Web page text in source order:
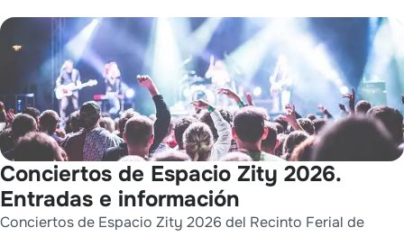
Conciertos de Espacio Zity 2026.
Entradas e información
Conciertos de Espacio Zity 2026 del Recinto Ferial de